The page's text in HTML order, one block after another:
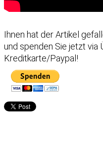
Ihnen hat der Artikel
und spenden Sie jetzt via
Kreditkarte/Paypal!